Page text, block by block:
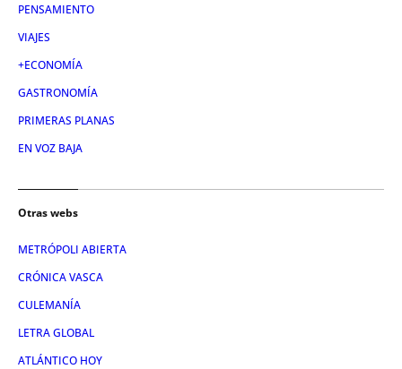
PENSAMIENTO
VIAJES
+ECONOMÍA
GASTRONOMÍA
PRIMERAS PLANAS
EN VOZ BAJA
Otras webs
METRÓPOLI ABIERTA
CRÓNICA VASCA
CULEMANÍA
LETRA GLOBAL
ATLÁNTICO HOY